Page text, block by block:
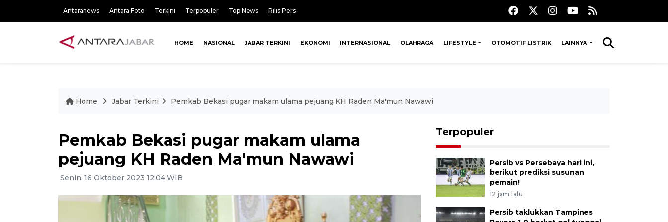
Antaranews Antara Foto Terkini Terpopuler Top News Rilis Pers
HOME NASIONAL JABAR TERKINI EKONOMI INTERNASIONAL OLAHRAGA LIFESTYLE OTOMOTIF LISTRIK LAINNYA
Home Jabar Terkini Pemkab Bekasi pugar makam ulama pejuang KH Raden Ma'mun Nawawi
Pemkab Bekasi pugar makam ulama
pejuang KH Raden Ma'mun Nawawi
Senin, 16 Oktober 2023 12:04 WIB
Terpopuler
Persib vs Persebaya hari ini,
berikut prediksi susunan
pemain!
12 jam lalu
Persib taklukkan Tampines